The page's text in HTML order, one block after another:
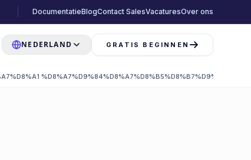
DocumentatieBlogContact SalesVacaturesOver ons
NEDERLAND GRATIS BEGINNEN